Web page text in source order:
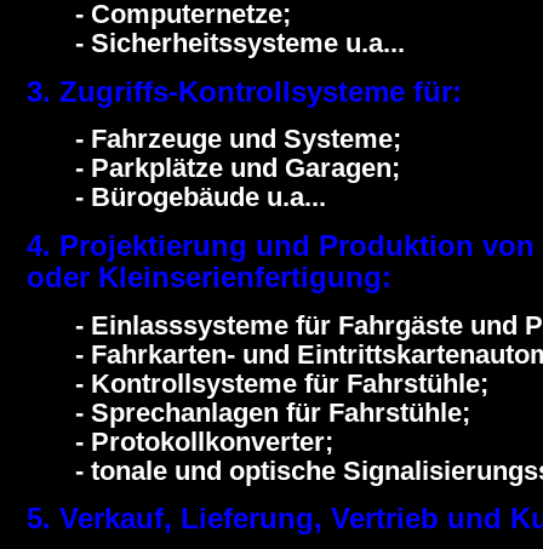
- Computernetze;
- Sicherheitssysteme u.a...
3. Zugriffs-Kontrollsysteme für:
- Fahrzeuge und Systeme;
- Parkplätze und Garagen;
- Bürogebäude u.a...
4. Projektierung und Produktion
oder Kleinserienfertigung:
- Einlasssysteme für Fahrgäste und
- Fahrkarten- und
- Kontrollsysteme für Fahrstühle;
- Sprechanlagen für Fahrstühle;
- Protokollkonverter;
- tonale und optische
5. Verkauf, Lieferung, Vertrieb und